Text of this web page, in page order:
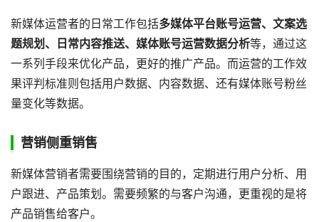
新媒体运营者的日常工作包括多媒体平台账号运营、文案选
题规划、日常内容推送、媒体账号运营数据分析等，通过这
一系列手段来优化产品，更好的推广产品。而运营的工作效
果评判标准则包括用户数据、内容数据、还有媒体账号粉丝
量变化等数据。
营销侧重销售
新媒体营销者需要围绕营销的目的，定期进行用户分析、用
户跟进、产品策划。需要频繁的与客户沟通，更重视的是将
产品销售给客户。